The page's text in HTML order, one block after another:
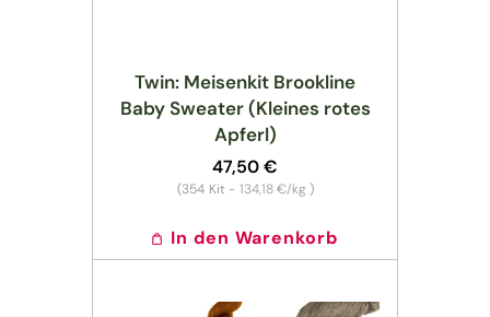
Twin: Meisenkit Brookline
Baby Sweater (Kleines rotes
Apferl)
Normaler
Preis
47,50 €
(354 Kit - Grundpreis
134,18 €/kg )
In den Warenkorb